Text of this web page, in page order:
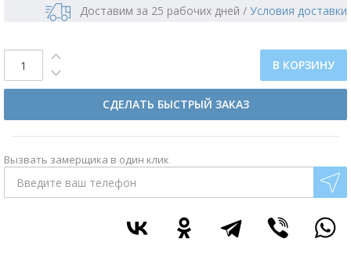
Доставим за 25 рабочих дней / Условия доставки
В КОРЗИНУ
СДЕЛАТЬ БЫСТРЫЙ ЗАКАЗ
Вызвать замерщика в один клик